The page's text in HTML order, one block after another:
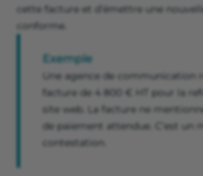
cette facture et d’émettre une
conforme.
Exemple
Une agence de communication
facture de 4 800 € HT pour la
site web. La facture ne
de paiement attendue. C’est un
contestation.